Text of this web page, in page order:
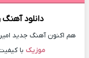
دانلود آهنگ
هم اکنون آهنگ جدید
موزیک با